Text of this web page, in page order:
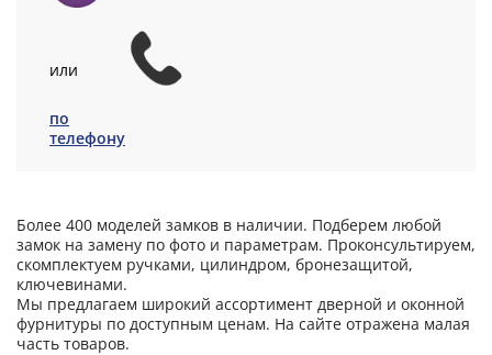
или
по
телефону
Более 400 моделей замков в наличии. Подберем любой
замок на замену по фото и параметрам. Проконсультируем,
скомплектуем ручками, цилиндром, бронезащитой,
ключевинами.
Мы предлагаем широкий ассортимент дверной и оконной
фурнитуры по доступным ценам. На сайте отражена малая
часть товаров.